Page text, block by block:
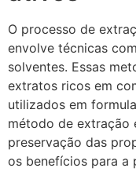
O processo de
envolve técnicas
solventes. Essas
extratos ricos em
utilizados em
método de extração
preservação das
os benefícios para a